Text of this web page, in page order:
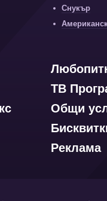
Снукър
ТВ
Общи
Реклама